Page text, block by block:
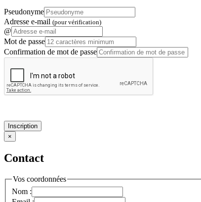
Pseudonyme
Adresse e-mail (pour vérification)
@
Mot de passe
Confirmation de mot de passe
Inscription
×
Contact
Vos coordonnées
Nom :